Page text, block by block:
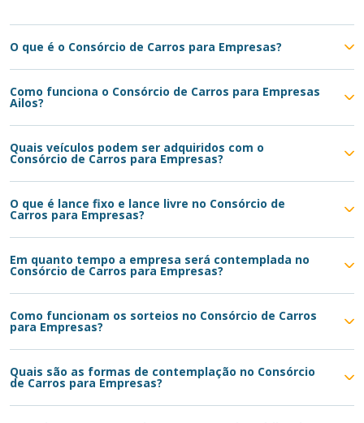
O que é o Consórcio de Carros para Empresas?
Como funciona o Consórcio de Carros para Empresas
Ailos?
Quais veículos podem ser adquiridos com o
Consórcio de Carros para Empresas?
O que é lance fixo e lance livre no Consórcio de
Carros para Empresas?
Em quanto tempo a empresa será contemplada no
Consórcio de Carros para Empresas?
Como funcionam os sorteios no Consórcio de Carros
para Empresas?
Quais são as formas de contemplação no Consórcio
de Carros para Empresas?